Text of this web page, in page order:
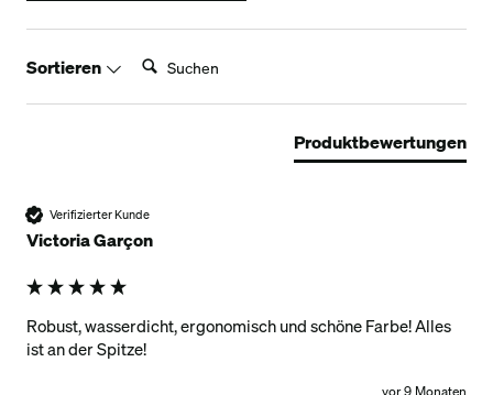
Sortieren Suchen:
Produktbewertungen
Verifizierter Kunde
Victoria Garçon
Robust, wasserdicht, ergonomisch und schöne Farbe! Alles
ist an der Spitze!
vor 9 Monaten